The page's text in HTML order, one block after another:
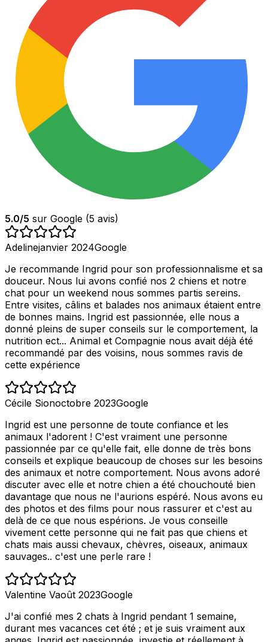
5.0/5 sur Google (5 avis)
Adelinejanvier 2024Google
Je recommande Ingrid pour son professionnalisme et sa
douceur. Nous lui avons confié nos 2 chiens et notre
chat pour un weekend nous sommes partis sereins.
Entre visites, câlins et balades nos animaux étaient entre
de bonnes mains. Ingrid est passionnée, elle nous a
donné pleins de super conseils sur le comportement, la
nutrition ect... Animal et Compagnie nous avait déjà été
recommandé par des voisins, nous sommes ravis de
cette expérience
Cécile Sionoctobre 2023Google
Ingrid est une personne de toute confiance et les
animaux l'adorent ! C'est vraiment une personne
passionnée par ce qu'elle fait, elle donne de très bons
conseils et explique beaucoup de choses sur les besoins
des animaux et notre comportement. Nous avons adoré
discuter avec elle et notre chien a été chouchouté bien
davantage que nous ne l'aurions espéré. Nous avons eu
des photos et des films pour nous rassurer et c'est au
delà de ce que nous espérions. Je vous conseille
vivement cette personne qui ne fait pas que chiens et
chats mais aussi chevaux, chèvres, oiseaux, animaux
sauvages.. c'est une perle rare !
Valentine Vaoût 2023Google
J'ai confié mes 2 chats à Ingrid pendant 1 semaine,
durant mes vacances cet été ; et je suis vraiment aux